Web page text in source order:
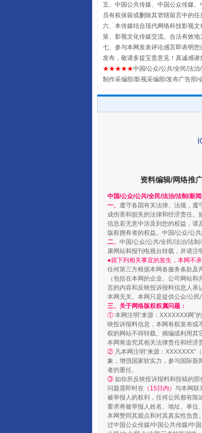
站台名比不上好
漫山遍野的桃花与雪山、
五、中国公共传媒、中国公众传媒
员有权保留或删除其管辖留言中的任
六、本传媒结合现代网络科技影视
策、影视文化传媒交流。合法有效地
七、参与本网发表评论感言即表明
发布，敬请多提宝贵意见！真诚感
★★★★★中国/公众/公共/全民/法
制作采编部/影视采编部/发布广告部/
资料编辑/网络推
中国/公众/公共/全民/法治/法制/新
一、 遵守各国有关法律、法规，遵
成伤害和损失的法律和经济责任
信息若无意中涉及到您的权益，请
版权拥有者的权益。中国/公众/公
二、 中国/公众/公共/全民/法治/法
康网站和报刊电视台转载，并请注
●就下列相关事宜的发生，本网不
任何第三方根据本网各服务条款及
（包括在本网的企业、公司网站和
言的内容和反映投诉报料信息人承
本网无关。本网只是提供公众/公
三、关于网络版权权属问题：
① 本网注明“来源：XXXXXXX网”
映投诉报料信息，本网有权发布
权的网站不得转载、摘编或利用其
本网将追究其相关法律责任和经济
② 凡本网注明“来源：XXXXXXX”
象，增强国家软实力，参与国际新
者的重任。
③ 如你所反映投诉报料和投稿的
问题需即时在 （15日内） 与本网联
被举报人的权利，任何公民都有陈
要求将被举报人姓名、地址、单位
本网赞同其观点和对其真实性负责。
过中国公众传媒/中国公共传媒/中